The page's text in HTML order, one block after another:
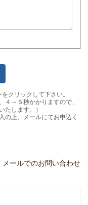
クリックして下さい。
４～５秒かかりますので、
たします。）
の上、メールにてお申込く
メールでのお問い合わせ